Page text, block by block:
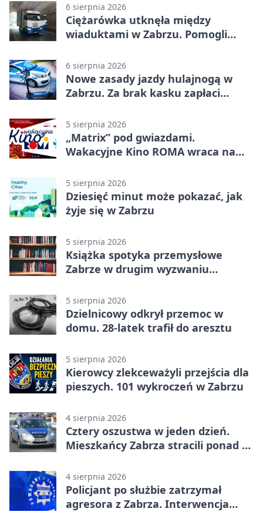
6 sierpnia 2026
Ciężarówka utknęła między
wiaduktami w Zabrzu. Pomogli
6 sierpnia 2026
Nowe zasady jazdy hulajnogą w
Zabrzu. Za brak kasku zapłaci
5 sierpnia 2026
„Matrix” pod gwiazdami.
Wakacyjne Kino ROMA wraca na
5 sierpnia 2026
Dziesięć minut może pokazać, jak
żyje się w Zabrzu
5 sierpnia 2026
Książka spotyka przemysłowe
Zabrze w drugim wyzwaniu
5 sierpnia 2026
Dzielnicowy odkrył przemoc w
domu. 28-latek trafił do aresztu
5 sierpnia 2026
Kierowcy zlekceważyli przejścia dla
pieszych. 101 wykroczeń w Zabrzu
4 sierpnia 2026
Cztery oszustwa w jeden dzień.
Mieszkańcy Zabrza stracili ponad 6
4 sierpnia 2026
Policjant po służbie zatrzymał
agresora z Zabrza. Interwencja